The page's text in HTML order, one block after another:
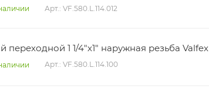
Арт.: VF.580.L.114.012
переходной 1 1/4"х1" наружная резьба Valfex
Арт.: VF.580.L.114.100